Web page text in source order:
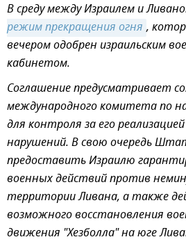
В среду между Израилем и
режим прекращения огня ,
вечером одобрен израильским
кабинетом.
Соглашение предусматривает
международного комитета по
для контроля за его
нарушений. В свою очередь
предоставить Израилю
военных действий против
территории Ливана, а также
возможного восстановления
движения "Хезболла" на юге